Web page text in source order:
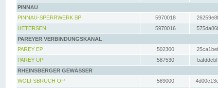
PINNAU
PINNAU-SPERRWERK BP
5970018
UETERSEN
5970016
PAREYER VERBINDUNGSKANAL
PAREY EP
502300
PAREY UP
587530
RHEINSBERGER GEWÄSSER
WOLFSBRUCH OP
589000